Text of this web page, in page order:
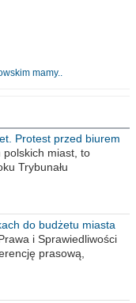
mamy..
Protest przed biurem
polskich miast, to
Trybunału
do budżetu miasta
i Sprawiedliwości
prasową,